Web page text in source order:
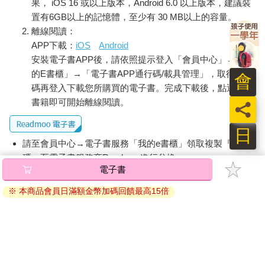
原生家庭中的親密關係模式，很可能會在他的親密關係之中重
你要用心並且理性地去觀察：他和父母相處的模式是什麼樣的？
他的家庭氛圍融不融洽？家庭成員間的互動關係好不好？談到父
母的時候，他的語氣、態度、感受都是什麼樣的？
這些方面都很重要。如果他表現出淡漠的狀態，那就表示他有一
天也會用這種淡漠來對待你。如果他表現出怨恨的狀態，那就表
示有一天他也會用這種怨恨的目光和語氣和你說話。
如果他對自己的父母充滿包容，會顧念撫養自己的父母不易，那
就可以判斷這個男人相當不錯，他能夠換位思考，既為對方著
想，也能放下童年未被滿足的痛苦。
如果他父母的關係是融洽溫暖的，這會是這個人很重要的一個加
分項。因為父母相處的模式，是他潛意識裡會不自覺跟他將來的
親密伴侶相處的模式。
果， iOS 16 或以上版本，Android 6.0 以上版本，建議裝
置有6GB以上的記憶體，至少有 30 MB以上的容量。
離線閱讀：
APP下載： iOS
Android
安裝電子書APP後，請依照提示登入「會員中心」→「我
的E書櫃」→「電子書APP通行碼/載具管理」，取得通行
碼再登入下載您所購買的電子書。完成下載後，點選任一
書籍即可開始離線閱讀。
請至會員中心→電子書服務「我的e書櫃」領取複製『兌換
碼』至電子書服務商Readmoo進行兌換。
退換貨須知：
因版權保護，您在金石堂所購買的電子書僅能以金石堂專屬
日
員
會